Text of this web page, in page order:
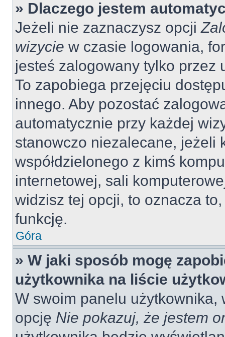
» Dlaczego jestem
Jeżeli nie zaznaczysz opcji
wizycie w czasie logowania,
jesteś zalogowany tylko przez
To zapobiega przejęciu
innego. Aby pozostać
automatycznie przy każdej
stanowczo niezalecane, jeżeli
współdzielonego z kimś
internetowej, sali
widzisz tej opcji, to oznacza
funkcję.
Góra
» W jaki sposób mogę
użytkownika na liście
W swoim panelu użytkownika,
opcję Nie pokazuj, że jestem